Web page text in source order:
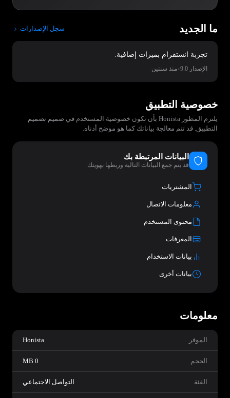
ما الجديد سجل الإصدارات
تجربة انستقرام بميزات إضافية.
الإصدار 9.0 •منذ سنتين
خصوصية التطبيق
يلتزم المطور Honista بأن تكون خصوصية المستخدم في صميم تصميم
التطبيق. قد تتم معالجة بياناتك كما هو موضح أدناه.
البيانات المرتبطة بك
قد يتم جمع البيانات التالية وربطها بهويتك
المشتريات
معلومات الاتصال
محتوى المستخدم
المعرفات
بيانات الاستخدام
بيانات أخرى
معلومات
الموفر Honista
الحجم 0 MB
الفئة التواصل الاجتماعي